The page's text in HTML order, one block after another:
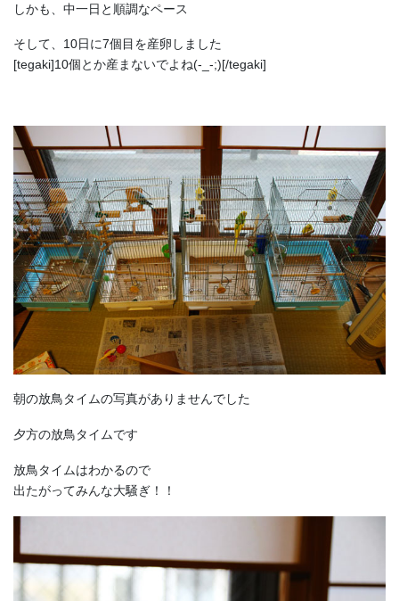
しかも、中一日と順調なペース
そして、10日に7個目を産卵しました
[tegaki]10個とか産まないでよね(-_-;)[/tegaki]
朝の放鳥タイムの写真がありませんでした
夕方の放鳥タイムです
放鳥タイムはわかるので
出たがってみんな大騒ぎ！！